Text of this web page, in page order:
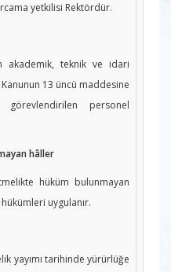
yetkilisi Rektördür.
akademik, teknik ve idari
Kanunun 13 üncü maddesine
personel
hâller
hüküm bulunmayan
uygulanır.
yayımı tarihinde yürürlüğe